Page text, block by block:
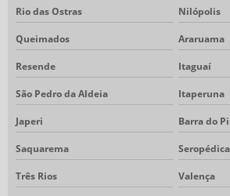
Rio das Ostras Nilópolis
Queimados Araruama
Resende Itaguaí
São Pedro da Aldeia Itaperuna
Japeri Barra do
Saquarema Seropédica
Três Rios Valença